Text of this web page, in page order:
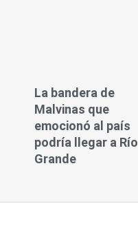
La bandera de
Malvinas que
emocionó al país
podría llegar a Río
Grande